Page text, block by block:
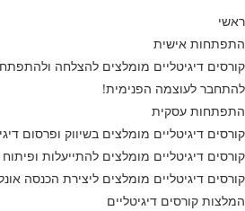
ראשי
התפתחות אישית
קורסים דיגיטליים מומלצים להצלחה
להתחבר לעוצמה הפנימית!
התפתחות עסקית
קורסים דיגיטליים מומלצים בשיווק ופרסום
קורסים דיגיטליים מומלצים להתייעלות
קורסים דיגיטליים מומלצים ליצירת הכנסה
המלצות קורסים דיגיטליים